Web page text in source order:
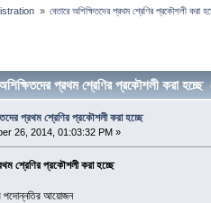
» বেতারে অশিক্ষিতদের প্রথম শ্রেণির প্রকৌশলী করা
প্রথম শ্রেণির প্রকৌশলী করা
প্রথম শ্রেণির প্রকৌশলী করা হচ্ছে
26, 2014, 01:03:32 PM »
শ্রেণির প্রকৌশলী করা হচ্ছে
পদোন্নতির আয়োজন